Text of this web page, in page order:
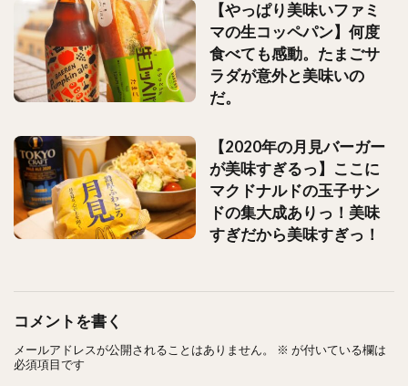
【やっぱり美味いファミ
マの生コッペパン】何度
食べても感動。たまごサ
ラダが意外と美味いの
だ。
【2020年の月見バーガー
が美味すぎるっ】ここに
マクドナルドの玉子サン
ドの集大成ありっ！美味
すぎだから美味すぎっ！
コメントを書く
メールアドレスが公開されることはありません。 ※ が付いている欄は
必須項目です